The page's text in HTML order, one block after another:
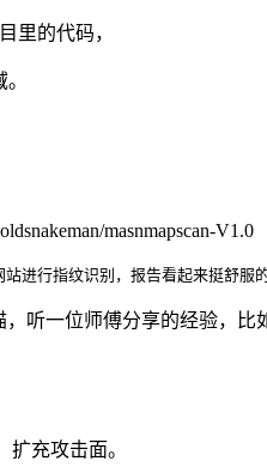
里的代码，
masnmapscan-V1.0
进行指纹识别，报告看起来挺舒服的
听一位师傅分享的经验，比
充攻击面。